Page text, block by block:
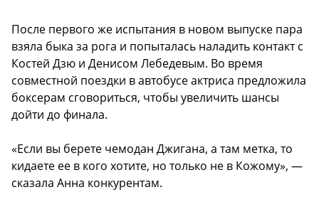
После первого же испытания в новом выпуске пара
взяла быка за рога и попыталась наладить контакт с
Костей Дзю и Денисом Лебедевым. Во время
совместной поездки в автобусе актриса предложила
боксерам сговориться, чтобы увеличить шансы
дойти до финала.
«Если вы берете чемодан Джигана, а там метка, то
кидаете ее в кого хотите, но только не в Кожому», —
сказала Анна конкурентам.